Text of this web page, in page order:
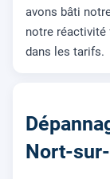
avons bâti
notre réactivité
dans les tarifs.
Nort-